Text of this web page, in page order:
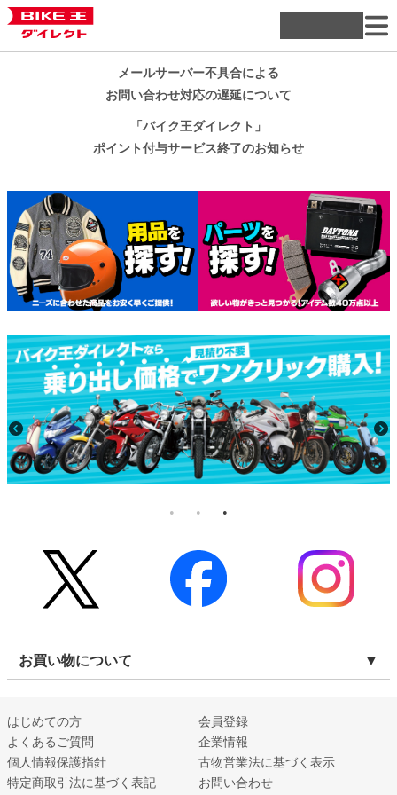
メールサーバー不具合による
お問い合わせ対応の遅延について
「バイク王ダイレクト」
ポイント付与サービス終了のお知らせ
お買い物について
はじめての方
会員登録
よくあるご質問
企業情報
個人情報保護指針
古物営業法に基づく表示
特定商取引法に基づく表記
お問い合わせ